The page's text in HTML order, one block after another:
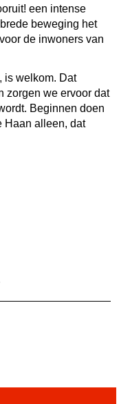
een intense
beweging het
de inwoners van
is welkom. Dat
zorgen we ervoor dat
Beginnen doen
Haan alleen, dat